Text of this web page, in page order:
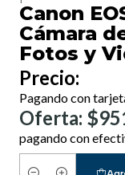
Canon
Cámara
Fotos y
Precio:
Pagando con
Oferta:
pagando con